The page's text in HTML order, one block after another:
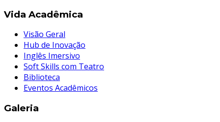
Vida Acadêmica
Visão Geral
Hub de Inovação
Inglês Imersivo
Soft Skills com Teatro
Biblioteca
Eventos Acadêmicos
Galeria